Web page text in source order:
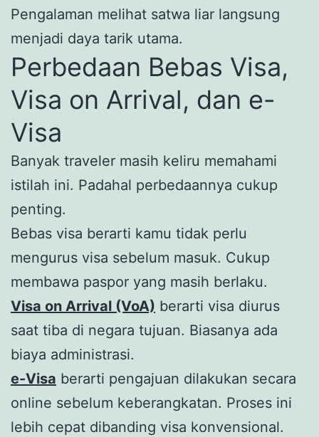
Pengalaman melihat satwa liar langsung
menjadi daya tarik utama.
Perbedaan Bebas Visa,
Visa on Arrival, dan e-
Visa
Banyak traveler masih keliru memahami
istilah ini. Padahal perbedaannya cukup
penting.
Bebas visa berarti kamu tidak perlu
mengurus visa sebelum masuk. Cukup
membawa paspor yang masih berlaku.
Visa on Arrival (VoA) berarti visa diurus
saat tiba di negara tujuan. Biasanya ada
biaya administrasi.
e-Visa berarti pengajuan dilakukan secara
online sebelum keberangkatan. Proses ini
lebih cepat dibanding visa konvensional.